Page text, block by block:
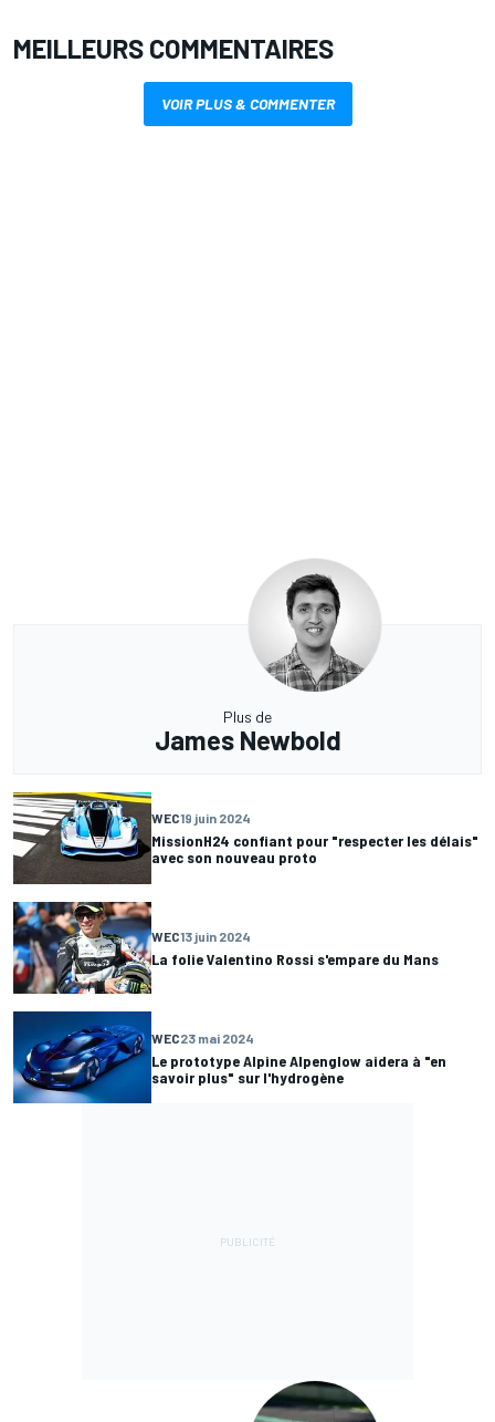
MEILLEURS COMMENTAIRES
VOIR PLUS & COMMENTER
Plus de
James Newbold
WEC19 juin 2024
MissionH24 confiant pour "respecter les délais"
avec son nouveau proto
WEC13 juin 2024
La folie Valentino Rossi s'empare du Mans
WEC23 mai 2024
Le prototype Alpine Alpenglow aidera à "en
savoir plus" sur l'hydrogène